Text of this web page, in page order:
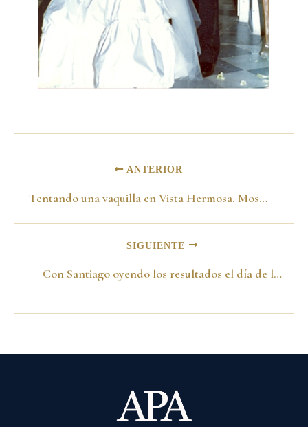
ANTERIOR
Tentando una vaquilla en Vista Hermosa. Mosquera 1975
SIGUIENTE
Con Santiago oyendo los resultados el día de las elecciones para Alcalde . Bogotá 13 de marzo de 1988